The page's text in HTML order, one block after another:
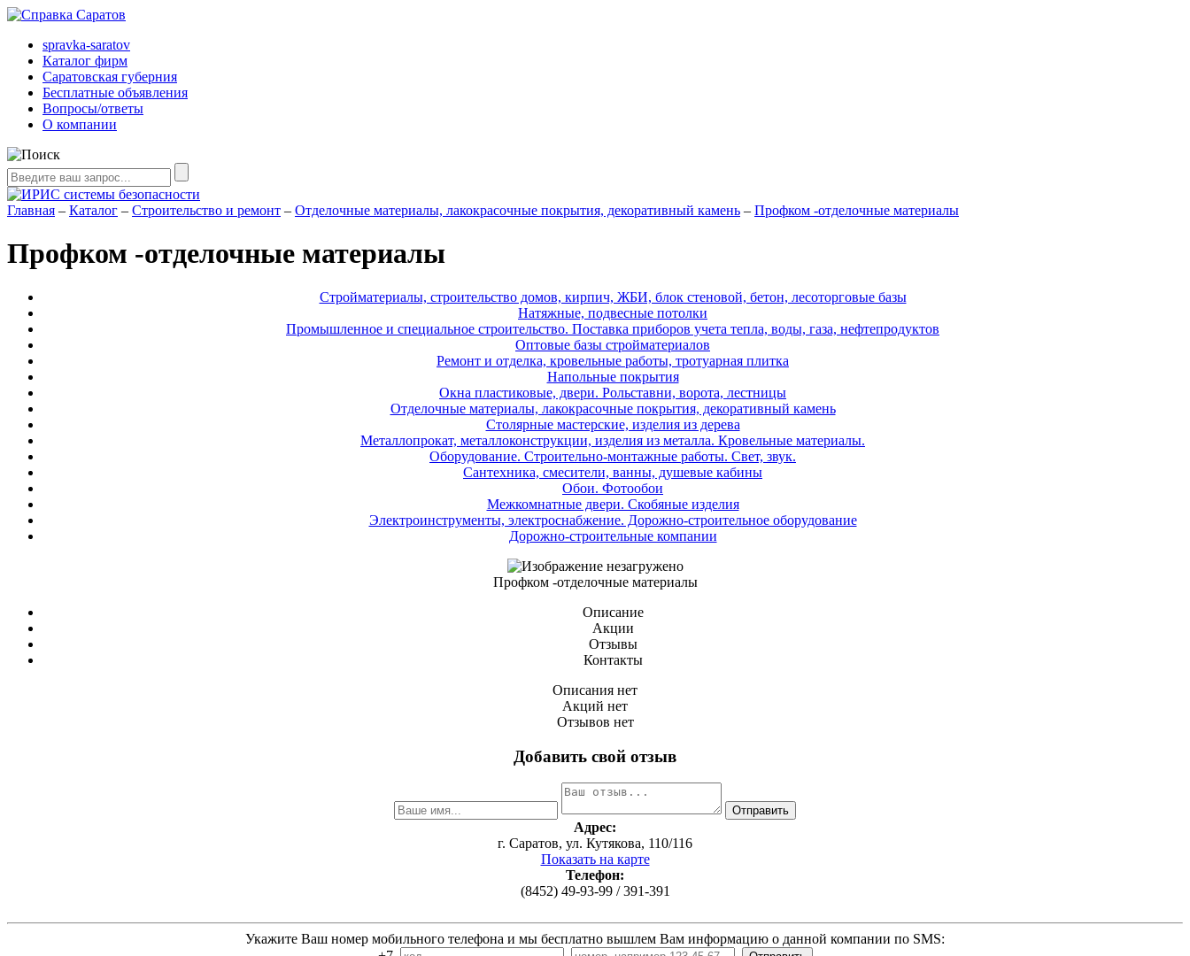
spravka-saratov
Каталог фирм
Саратовская губерния
Бесплатные объявления
Вопросы/ответы
О компании
Главная – Каталог – Строительство и ремонт – Отделочные материалы, лакокрасочные покрытия, декоративный камень – Профком -отделочные материалы
Профком -отделочные материалы
Стройматериалы, строительство домов, кирпич, ЖБИ, блок стеновой, бетон, лесоторговые базы
Натяжные, подвесные потолки
Промышленное и специальное строительство. Поставка приборов учета тепла, воды, газа, нефтепродуктов
Оптовые базы стройматериалов
Ремонт и отделка, кровельные работы, тротуарная плитка
Напольные покрытия
Окна пластиковые, двери. Рольставни, ворота, лестницы
Отделочные материалы, лакокрасочные покрытия, декоративный камень
Столярные мастерские, изделия из дерева
Металлопрокат, металлоконструкции, изделия из металла. Кровельные материалы.
Оборудование. Строительно-монтажные работы. Свет, звук.
Сантехника, смесители, ванны, душевые кабины
Обои. Фотообои
Межкомнатные двери. Скобяные изделия
Электроинструменты, электроснабжение. Дорожно-строительное оборудование
Дорожно-строительные компании
Профком -отделочные материалы
Описание
Акции
Отзывы
Контакты
Описания нет
Акций нет
Отзывов нет
Добавить свой отзыв
Адрес:
г. Саратов, ул. Кутякова, 110/116
Показать на карте
Телефон:
(8452) 49-93-99 / 391-391
Укажите Ваш номер мобильного телефона и мы бесплатно вышлем Вам информацию о данной компании по SMS: